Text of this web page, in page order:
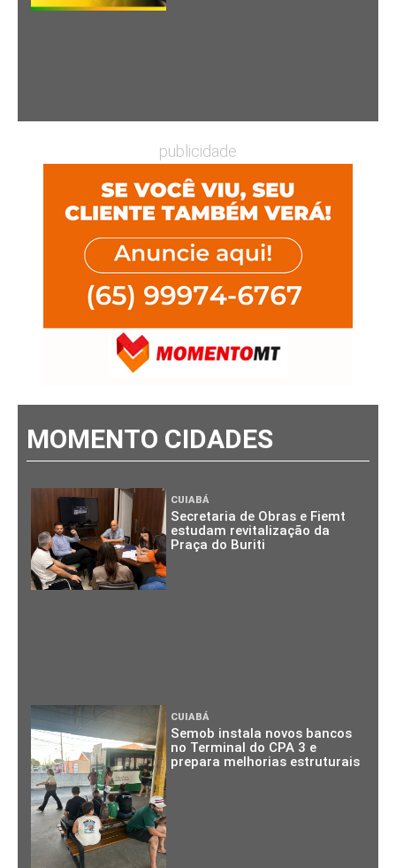
publicidade
MOMENTO CIDADES
CUIABÁ
Secretaria de Obras e Fiemt
estudam revitalização da
Praça do Buriti
CUIABÁ
Semob instala novos bancos
no Terminal do CPA 3 e
prepara melhorias estruturais